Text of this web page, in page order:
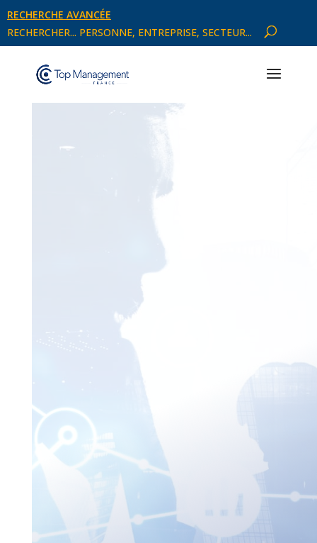
RECHERCHER... PERSONNE, ENTREPRISE, SECTEUR...
RECHERCHE AVANCÉE